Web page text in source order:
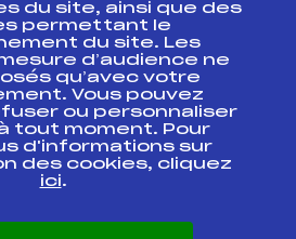
fédéral
Formation, Suivi
professionnel
du site, ainsi que des
permettant le
du site. Les
d’audience ne
qu’avec votre
Vous pouvez
ou personnaliser
tout moment. Pour
d'informations sur
des cookies, cliquez
ici.